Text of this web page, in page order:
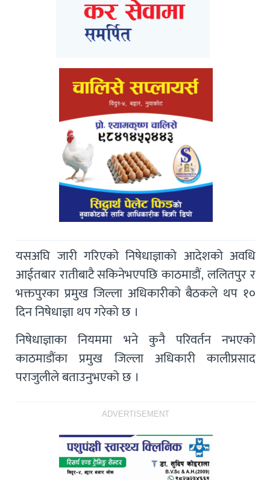
यसअघि जारी गरिएको निषेधाज्ञाको आदेशको अवधि
आईतबार रातीबाटै सकिनेभएपछि काठमाडौं, ललितपुर र
भक्तपुरका प्रमुख जिल्ला अधिकारीको बैठकले थप १०
दिन निषेधाज्ञा थप गरेको छ ।
निषेधाज्ञाका नियममा भने कुनै परिवर्तन नभएको
काठमाडौंका प्रमुख जिल्ला अधिकारी कालीप्रसाद
पराजुलीले बताउनुभएको छ ।
ADVERTISEMENT